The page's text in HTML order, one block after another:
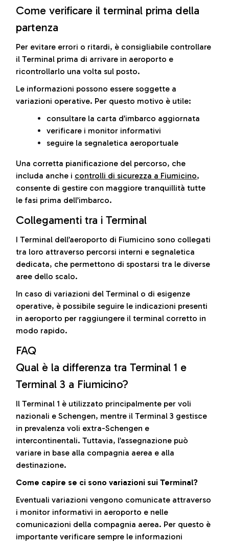
Come verificare il terminal prima della
partenza
Per evitare errori o ritardi, è consigliabile controllare
il Terminal prima di arrivare in aeroporto e
ricontrollarlo una volta sul posto.
Le informazioni possono essere soggette a
variazioni operative. Per questo motivo è utile:
consultare la carta d’imbarco aggiornata
verificare i monitor informativi
seguire la segnaletica aeroportuale
Una corretta pianificazione del percorso, che
includa anche i controlli di sicurezza a Fiumicino,
consente di gestire con maggiore tranquillità tutte
le fasi prima dell’imbarco.
Collegamenti tra i Terminal
I Terminal dell’aeroporto di Fiumicino sono collegati
tra loro attraverso percorsi interni e segnaletica
dedicata, che permettono di spostarsi tra le diverse
aree dello scalo.
In caso di variazioni del Terminal o di esigenze
operative, è possibile seguire le indicazioni presenti
in aeroporto per raggiungere il terminal corretto in
modo rapido.
FAQ
Qual è la differenza tra Terminal 1 e
Terminal 3 a Fiumicino?
Il Terminal 1 è utilizzato principalmente per voli
nazionali e Schengen, mentre il Terminal 3 gestisce
in prevalenza voli extra-Schengen e
intercontinentali. Tuttavia, l’assegnazione può
variare in base alla compagnia aerea e alla
destinazione.
Come capire se ci sono variazioni sui Terminal?
Eventuali variazioni vengono comunicate attraverso
i monitor informativi in aeroporto e nelle
comunicazioni della compagnia aerea. Per questo è
importante verificare sempre le informazioni